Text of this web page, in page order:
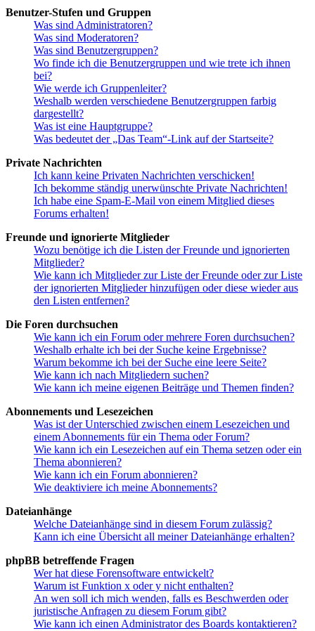
Benutzer-Stufen und Gruppen
Was sind Administratoren?
Was sind Moderatoren?
Was sind Benutzergruppen?
Wo finde ich die Benutzergruppen und wie trete ich ihnen
bei?
Wie werde ich Gruppenleiter?
Weshalb werden verschiedene Benutzergruppen farbig
dargestellt?
Was ist eine Hauptgruppe?
Was bedeutet der „Das Team“-Link auf der Startseite?
Private Nachrichten
Ich kann keine Privaten Nachrichten verschicken!
Ich bekomme ständig unerwünschte Private Nachrichten!
Ich habe eine Spam-E-Mail von einem Mitglied dieses
Forums erhalten!
Freunde und ignorierte Mitglieder
Wozu benötige ich die Listen der Freunde und ignorierten
Mitglieder?
Wie kann ich Mitglieder zur Liste der Freunde oder zur Liste
der ignorierten Mitglieder hinzufügen oder diese wieder aus
den Listen entfernen?
Die Foren durchsuchen
Wie kann ich ein Forum oder mehrere Foren durchsuchen?
Weshalb erhalte ich bei der Suche keine Ergebnisse?
Warum bekomme ich bei der Suche eine leere Seite?
Wie kann ich nach Mitgliedern suchen?
Wie kann ich meine eigenen Beiträge und Themen finden?
Abonnements und Lesezeichen
Was ist der Unterschied zwischen einem Lesezeichen und
einem Abonnements für ein Thema oder Forum?
Wie kann ich ein Lesezeichen auf ein Thema setzen oder ein
Thema abonnieren?
Wie kann ich ein Forum abonnieren?
Wie deaktiviere ich meine Abonnements?
Dateianhänge
Welche Dateianhänge sind in diesem Forum zulässig?
Kann ich eine Übersicht all meiner Dateianhänge erhalten?
phpBB betreffende Fragen
Wer hat diese Forensoftware entwickelt?
Warum ist Funktion x oder y nicht enthalten?
An wen soll ich mich wenden, falls es Beschwerden oder
juristische Anfragen zu diesem Forum gibt?
Wie kann ich einen Administrator des Boards kontaktieren?